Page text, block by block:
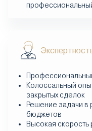
Колоссальный
закрытых сделок
Решение задачи в
бюджетов
Высокая скорость